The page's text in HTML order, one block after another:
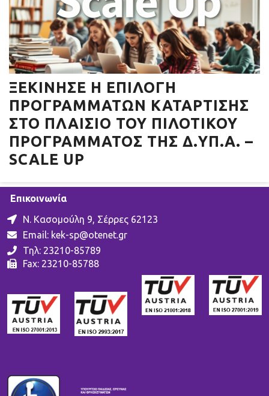
ΞΕΚΊΝΗΣΕ Η ΕΠΙΛΟΓΉ
ΠΡΟΓΡΑΜΜΆΤΩΝ ΚΑΤΆΡΤΙΣΗΣ
ΣΤΟ ΠΛΑΊΣΙΟ ΤΟΥ ΠΙΛΟΤΙΚΟΎ
ΠΡΟΓΡΆΜΜΑΤΟΣ ΤΗΣ Δ.ΥΠ.Α. –
SCALE UP
Επικοινωνία
Ν. Κασομούλη 9, Σέρρες 62123
Email: kek-sp@otenet.gr
Τηλ: 23210-85789
Fax: 23210-85788